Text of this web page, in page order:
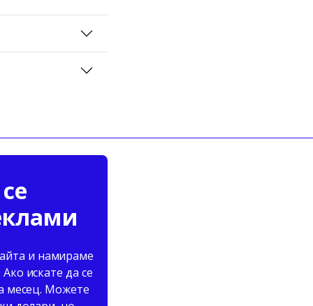
и намираме
искате да се
месец. Можете